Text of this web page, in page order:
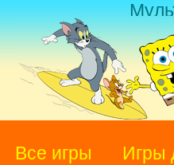
Все игры Игры